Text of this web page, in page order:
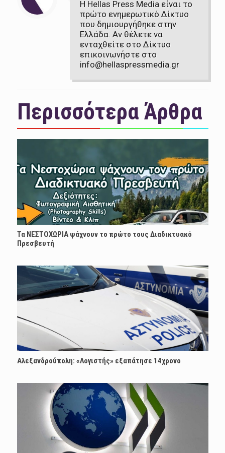
Η Hellas Press Media είναι το
πρώτο ενημερωτικό Δίκτυο
που δημιουργήθηκε στην
Ελλάδα. Αν θέλετε να
ενταχθείτε στο Δίκτυο
επικοινωνήστε στο
info@hellaspressmedia.gr
Περισσότερα Άρθρα
Τα ΝΕΣΤΟΧΩΡΙΑ ψάχνουν το πρώτο τους Διαδικτυακό
Πρεσβευτή
Αλεξανδρούπολη: «Λογιστής» εξαπάτησε 14χρονο